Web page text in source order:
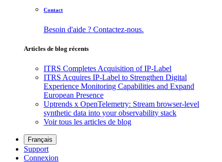
Contact
Besoin d'aide ? Contactez-nous.
Articles de blog récents
ITRS Completes Acquisition of IP-Label
ITRS Acquires IP-Label to Strengthen Digital
Experience Monitoring Capabilities and Expand
European Presence
Uptrends x OpenTelemetry: Stream browser-level
synthetic data into your observability stack
Voir tous les articles de blog
Français
Support
Connexion